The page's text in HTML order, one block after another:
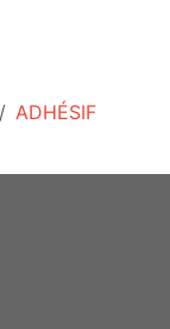
ADHÉSIF